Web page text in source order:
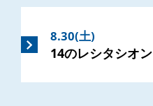
8.30(土)
14のレシタシオン